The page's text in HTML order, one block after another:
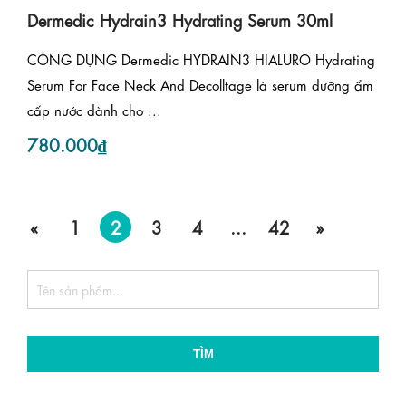
Dermedic Hydrain3 Hydrating Serum 30ml
CÔNG DỤNG Dermedic HYDRAIN3 HIALURO Hydrating
Serum For Face Neck And Decolltage là serum dưỡng ẩm
cấp nước dành cho ...
780.000₫
« 1 2 3 4 42 »
TÌM